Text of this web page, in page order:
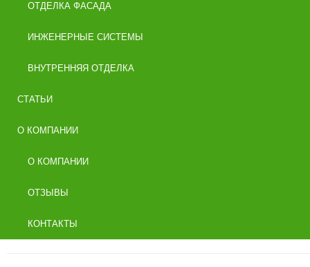
ОТДЕЛКА ФАСАДА
ИНЖЕНЕРНЫЕ СИСТЕМЫ
ВНУТРЕННЯЯ ОТДЕЛКА
СТАТЬИ
О КОМПАНИИ
О КОМПАНИИ
ОТЗЫВЫ
КОНТАКТЫ